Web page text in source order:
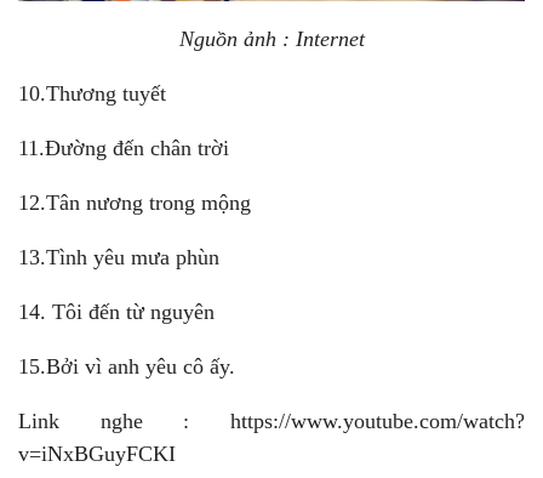
Nguồn ảnh : Internet
10.Thương tuyết
11.Đường đến chân trời
12.Tân nương trong mộng
13.Tình yêu mưa phùn
14. Tôi đến từ nguyên
15.Bởi vì anh yêu cô ấy.
Link nghe : https://www.youtube.com/watch?
v=iNxBGuyFCKI